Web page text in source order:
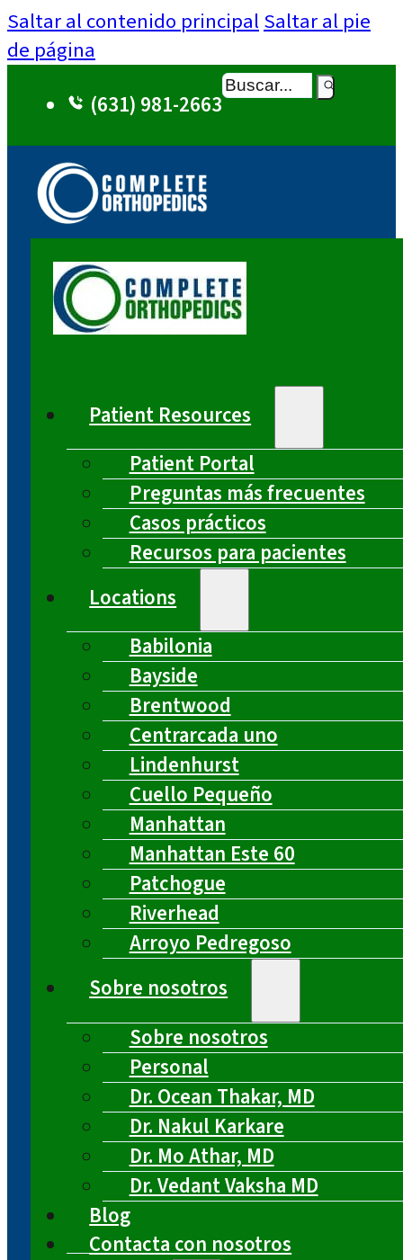
Saltar al contenido principal Saltar al pie
de página
(631) 981-2663
Buscar
Patient Resources
Patient Portal
Preguntas más frecuentes
Casos prácticos
Recursos para pacientes
Locations
Babilonia
Bayside
Brentwood
Centrarcada uno
Lindenhurst
Cuello Pequeño
Manhattan
Manhattan Este 60
Patchogue
Riverhead
Arroyo Pedregoso
Sobre nosotros
Sobre nosotros
Personal
Dr. Ocean Thakar, MD
Dr. Nakul Karkare
Dr. Mo Athar, MD
Dr. Vedant Vaksha MD
Blog
Contacta con nosotros